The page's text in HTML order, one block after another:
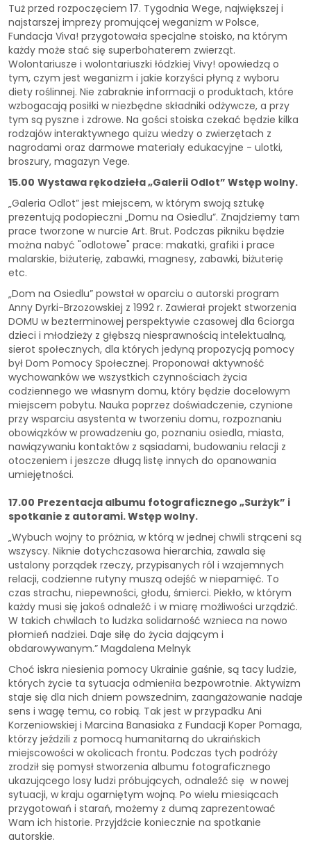
Tuż przed rozpoczęciem 17. Tygodnia Wege, największej i
najstarszej imprezy promującej weganizm w Polsce,
Fundacja Viva! przygotowała specjalne stoisko, na którym
każdy może stać się superbohaterem zwierząt.
Wolontariusze i wolontariuszki łódzkiej Vivy! opowiedzą o
tym, czym jest weganizm i jakie korzyści płyną z wyboru
diety roślinnej. Nie zabraknie informacji o produktach, które
wzbogacają posiłki w niezbędne składniki odżywcze, a przy
tym są pyszne i zdrowe. Na gości stoiska czekać będzie kilka
rodzajów interaktywnego quizu wiedzy o zwierzętach z
nagrodami oraz darmowe materiały edukacyjne - ulotki,
broszury, magazyn Vege.
15.00 Wystawa rękodzieła „Galerii Odlot” Wstęp wolny.
„Galeria Odlot” jest miejscem, w którym swoją sztukę
prezentują podopieczni „Domu na Osiedlu”. Znajdziemy tam
prace tworzone w nurcie Art. Brut. Podczas pikniku będzie
można nabyć "odlotowe" prace: makatki, grafiki i prace
malarskie, biżuterię, zabawki, magnesy, zabawki, biżuterię
etc.
„Dom na Osiedlu” powstał w oparciu o autorski program
Anny Dyrki-Brzozowskiej z 1992 r. Zawierał projekt stworzenia
DOMU w bezterminowej perspektywie czasowej dla 6ciorga
dzieci i młodzieży z głębszą niesprawnością intelektualną,
sierot społecznych, dla których jedyną propozycją pomocy
był Dom Pomocy Społecznej. Proponował aktywność
wychowanków we wszystkich czynnościach życia
codziennego we własnym domu, który będzie docelowym
miejscem pobytu. Nauka poprzez doświadczenie, czynione
przy wsparciu asystenta w tworzeniu domu, rozpoznaniu
obowiązków w prowadzeniu go, poznaniu osiedla, miasta,
nawiązywaniu kontaktów z sąsiadami, budowaniu relacji z
otoczeniem i jeszcze długą listę innych do opanowania
umiejętności.
17.00 Prezentacja albumu fotograficznego „Surżyk” i
spotkanie z autorami. Wstęp wolny.
„Wybuch wojny to próżnia, w którą w jednej chwili strąceni są
wszyscy. Niknie dotychczasowa hierarchia, zawala się
ustalony porządek rzeczy, przypisanych ról i wzajemnych
relacji, codzienne rutyny muszą odejść w niepamięć. To
czas strachu, niepewności, głodu, śmierci. Piekło, w którym
każdy musi się jakoś odnaleźć i w miarę możliwości urządzić.
W takich chwilach to ludzka solidarność wznieca na nowo
płomień nadziei. Daje siłę do życia dającym i
obdarowywanym.” Magdalena Melnyk
Choć iskra niesienia pomocy Ukrainie gaśnie, są tacy ludzie,
których życie ta sytuacja odmieniła bezpowrotnie. Aktywizm
staje się dla nich dniem powszednim, zaangażowanie nadaje
sens i wagę temu, co robią. Tak jest w przypadku Ani
Korzeniowskiej i Marcina Banasiaka z Fundacji Koper Pomaga,
którzy jeździli z pomocą humanitarną do ukraińskich
miejscowości w okolicach frontu. Podczas tych podróży
zrodził się pomysł stworzenia albumu fotograficznego
ukazującego losy ludzi próbujących, odnaleźć się w nowej
sytuacji, w kraju ogarniętym wojną. Po wielu miesiącach
przygotowań i starań, możemy z dumą zaprezentować
Wam ich historie. Przyjdźcie koniecznie na spotkanie
autorskie.